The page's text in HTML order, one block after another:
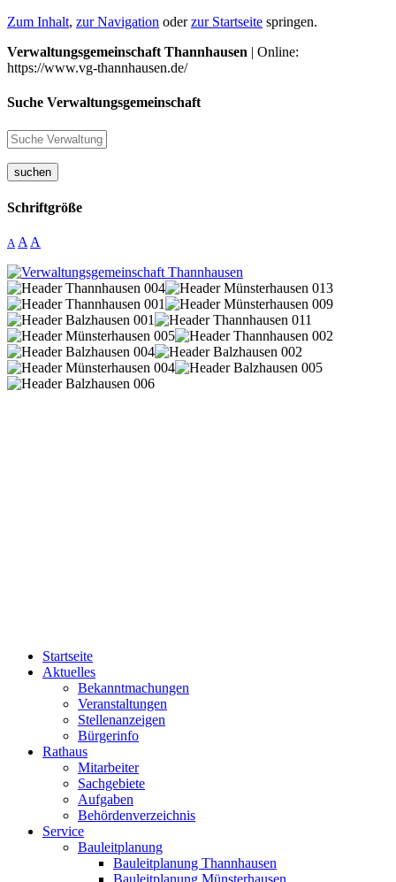
Zum Inhalt, zur Navigation oderzur Startseite springen.
Verwaltungsgemeinschaft Thannhausen | Online:
https://www.vg-thannhausen.de/
Suche Verwaltungsgemeinschaft
suchen
Schriftgröße
A A A
Startseite
Aktuelles
Bekanntmachungen
Veranstaltungen
Stellenanzeigen
Bürgerinfo
Rathaus
Mitarbeiter
Sachgebiete
Aufgaben
Behördenverzeichnis
Service
Bauleitplanung
Bauleitplanung Thannhausen
Bauleitplanung Münsterhausen